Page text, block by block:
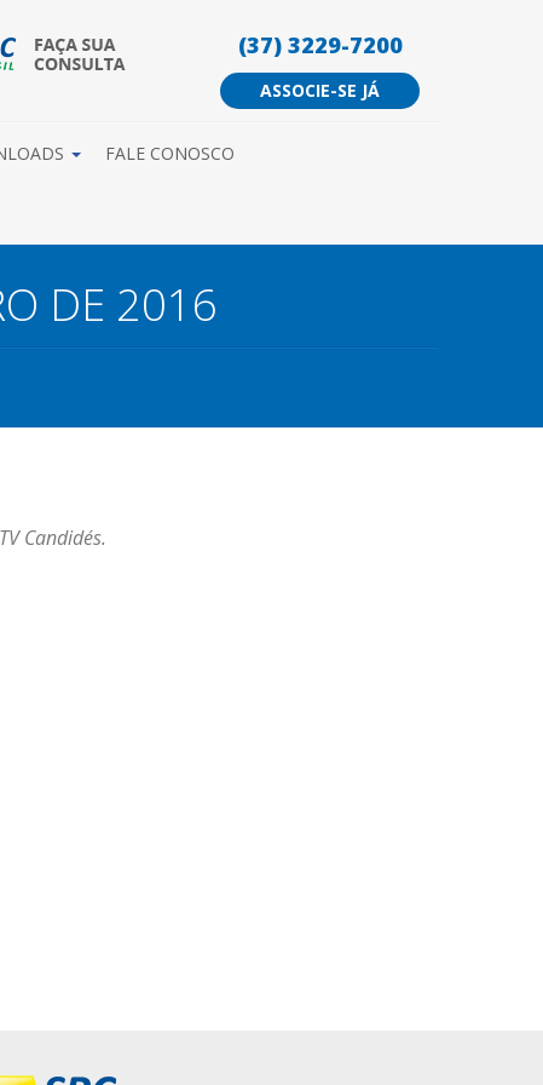
(37) 3229-7200
ASSOCIE-SE JÁ
FALE CONOSCO
DE 2016
Candidés.